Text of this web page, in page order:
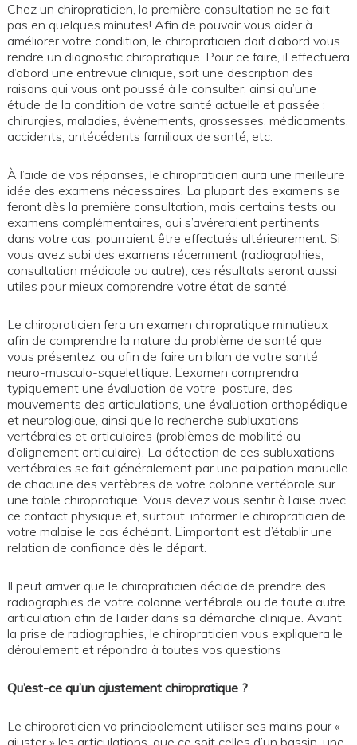
Chez un chiropraticien, la première consultation ne se fait
pas en quelques minutes! Afin de pouvoir vous aider à
améliorer votre condition, le chiropraticien doit d’abord vous
rendre un diagnostic chiropratique. Pour ce faire, il effectuera
d’abord une entrevue clinique, soit une description des
raisons qui vous ont poussé à le consulter, ainsi qu’une
étude de la condition de votre santé actuelle et passée :
chirurgies, maladies, évènements, grossesses, médicaments,
accidents, antécédents familiaux de santé, etc.
À l’aide de vos réponses, le chiropraticien aura une meilleure
idée des examens nécessaires. La plupart des examens se
feront dès la première consultation, mais certains tests ou
examens complémentaires, qui s’avéreraient pertinents
dans votre cas, pourraient être effectués ultérieurement. Si
vous avez subi des examens récemment (radiographies,
consultation médicale ou autre), ces résultats seront aussi
utiles pour mieux comprendre votre état de santé.
Le chiropraticien fera un examen chiropratique minutieux
afin de comprendre la nature du problème de santé que
vous présentez, ou afin de faire un bilan de votre santé
neuro-musculo-squelettique. L’examen comprendra
typiquement une évaluation de votre posture, des
mouvements des articulations, une évaluation orthopédique
et neurologique, ainsi que la recherche subluxations
vertébrales et articulaires (problèmes de mobilité ou
d’alignement articulaire). La détection de ces subluxations
vertébrales se fait généralement par une palpation manuelle
de chacune des vertèbres de votre colonne vertébrale sur
une table chiropratique. Vous devez vous sentir à l’aise avec
ce contact physique et, surtout, informer le chiropraticien de
votre malaise le cas échéant. L’important est d’établir une
relation de confiance dès le départ.
Il peut arriver que le chiropraticien décide de prendre des
radiographies de votre colonne vertébrale ou de toute autre
articulation afin de l’aider dans sa démarche clinique. Avant
la prise de radiographies, le chiropraticien vous expliquera le
déroulement et répondra à toutes vos questions
Qu’est-ce qu’un ajustement chiropratique ?
Le chiropraticien va principalement utiliser ses mains pour «
ajuster » les articulations, que ce soit celles d’un bassin, une